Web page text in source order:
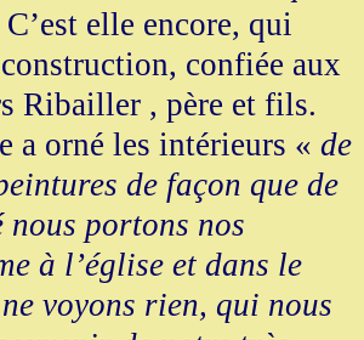
C’est elle encore, qui
confiée aux
Ribailler , père et fils.
a orné les intérieurs « de
de façon que de
nous portons nos
à l’église et dans le
voyons rien, qui nous